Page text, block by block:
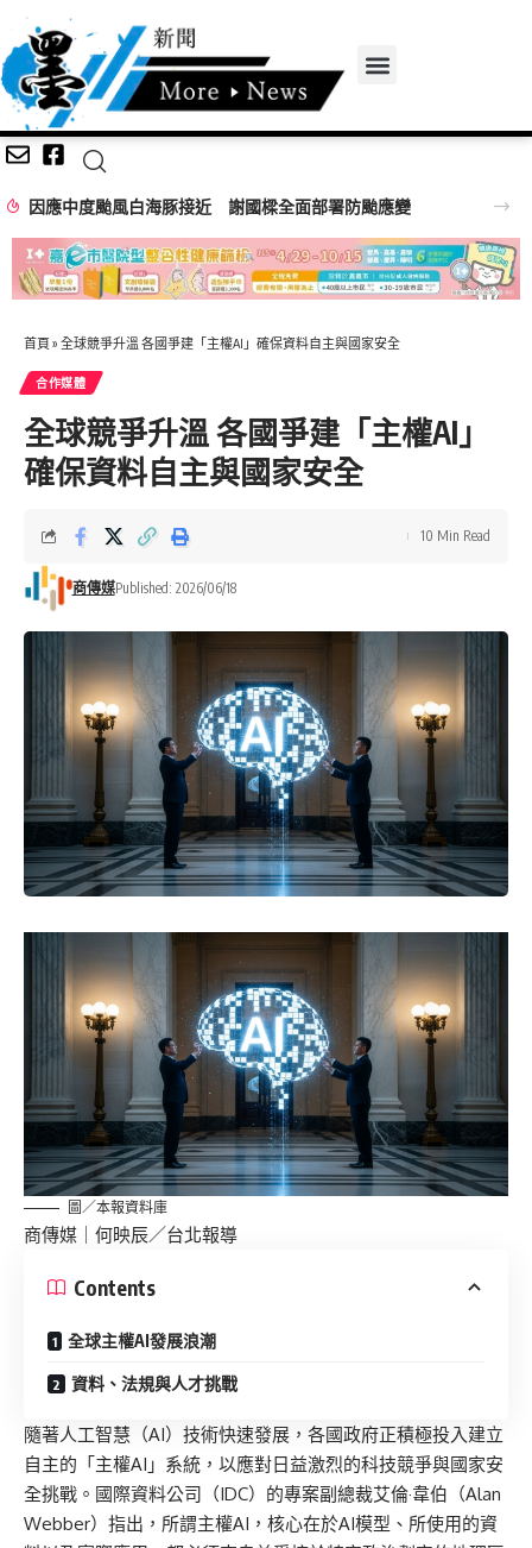
因應中度颱風白海豚接近 謝國樑全面部署防颱應變
首頁 » 全球競爭升溫 各國爭建「主權AI」確保資料自主與國家安全
合作媒體
全球競爭升溫 各國爭建「主權AI」
確保資料自主與國家安全
商傳媒Published: 2026/06/18
10 Min Read
圖／本報資料庫
商傳媒 ｜何映辰／台北報導
Contents
全球主權AI發展浪潮
資料、法規與人才挑戰
隨著人工智慧（AI）技術快速發展，各國政府正積極投入建立
自主的「主權AI」系統，以應對日益激烈的科技競爭與國家安
全挑戰。國際資料公司（IDC）的專案副總裁艾倫·韋伯（Alan
Webber）指出，所謂主權AI，核心在於AI模型、所使用的資